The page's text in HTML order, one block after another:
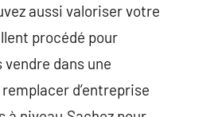
aussi valoriser votre
procédé pour
dans une
d’entreprise